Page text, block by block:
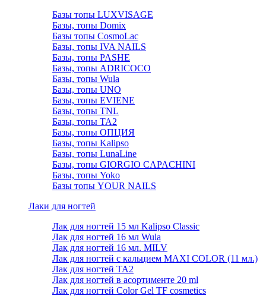
Базы топы LUXVISAGE
Базы, топы Domix
Базы топы CosmoLac
Базы, топы IVA NAILS
Базы, топы PASHE
Базы, топы ADRICOCO
Базы, топы Wula
Базы, топы UNO
Базы, топы EVIENE
Базы, топы TNL
Базы, топы TA2
Базы, топы ОПЦИЯ
Базы, топы Kalipso
Базы, топы LunaLine
Базы, топы GIORGIO CAPACHINI
Базы, топы Yoko
Базы топы YOUR NAILS
Лаки для ногтей
Лак для ногтей 15 мл Kalipso Classic
Лак для ногтей 16 мл Wula
Лак для ногтей 16 мл. MILV
Лак для ногтей с кальцием MAXI COLOR (11 мл.)
Лак для ногтей TA2
Лак для ногтей в асортименте 20 ml
Лак для ногтей Color Gel TF cosmetics